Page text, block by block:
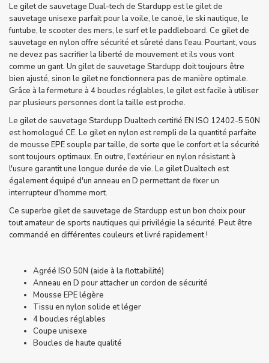
Le gilet de sauvetage Dual-tech de Stardupp est le gilet de
sauvetage unisexe parfait pour la voile, le canoë, le ski nautique, le
funtube, le scooter des mers, le surf et le paddleboard. Ce gilet de
sauvetage en nylon offre sécurité et sûreté dans l'eau. Pourtant, vous
ne devez pas sacrifier la liberté de mouvement et ils vous vont
comme un gant. Un gilet de sauvetage Stardupp doit toujours être
bien ajusté, sinon le gilet ne fonctionnera pas de manière optimale.
Grâce à la fermeture à 4 boucles réglables, le gilet est facile à utiliser
par plusieurs personnes dont la taille est proche.
Le gilet de sauvetage Stardupp Dualtech certifié EN ISO 12402-5 50N
est homologué CE. Le gilet en nylon est rempli de la quantité parfaite
de mousse EPE souple par taille, de sorte que le confort et la sécurité
sont toujours optimaux. En outre, l'extérieur en nylon résistant à
l'usure garantit une longue durée de vie. Le gilet Dualtech est
également équipé d'un anneau en D permettant de fixer un
interrupteur d'homme mort.
Ce superbe gilet de sauvetage de Stardupp est un bon choix pour
tout amateur de sports nautiques qui privilégie la sécurité. Peut être
commandé en différentes couleurs et livré rapidement !
Agréé ISO 50N (aide à la flottabilité)
Anneau en D pour attacher un cordon de sécurité
Mousse EPE légère
Tissu en nylon solide et léger
4 boucles réglables
Coupe unisexe
Boucles de haute qualité